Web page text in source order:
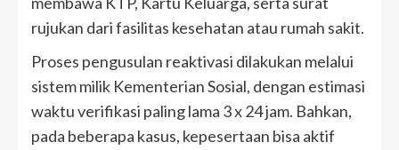
rujukan dari fasilitas kesehatan atau rumah sakit.
Proses pengusulan reaktivasi dilakukan melalui
sistem milik Kementerian Sosial, dengan estimasi
waktu verifikasi paling lama 3 x 24 jam. Bahkan,
pada beberapa kasus, kepesertaan bisa aktif